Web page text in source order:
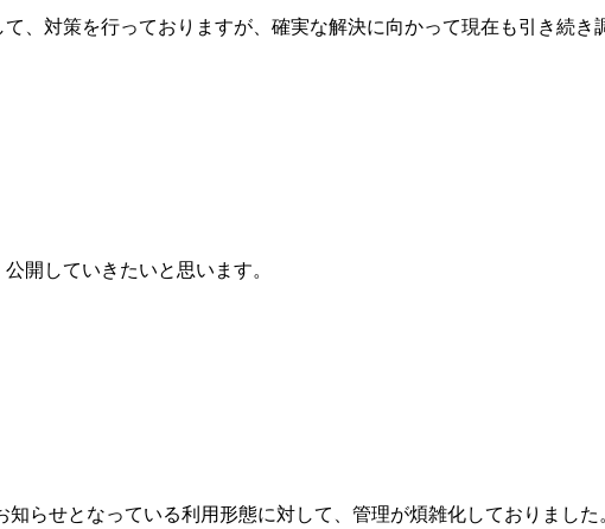
、対策を行っておりますが、確実な解決に向かって現在も引き続き
開していきたいと思います。
らせとなっている利用形態に対して、管理が煩雑化しておりました